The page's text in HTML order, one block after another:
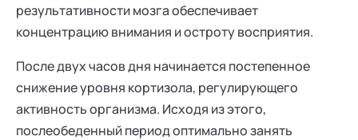
результативности мозга обеспечивает
концентрацию внимания и остроту восприятия.
После двух часов дня начинается постепенное
снижение уровня кортизола, регулирующего
активность организма. Исходя из этого,
послеобеденный период оптимально занять